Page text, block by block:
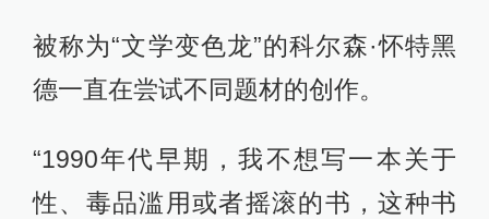
被称为“文学变色龙”的科尔森·怀特黑
德一直在尝试不同题材的创作。
“1990年代早期，我不想写一本关于
性、毒品滥用或者摇滚的书，这种书